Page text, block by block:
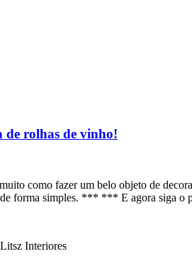
rolhas de vinho!
como fazer um belo objeto de
de forma simples. *** *** E agora siga o
Interiores